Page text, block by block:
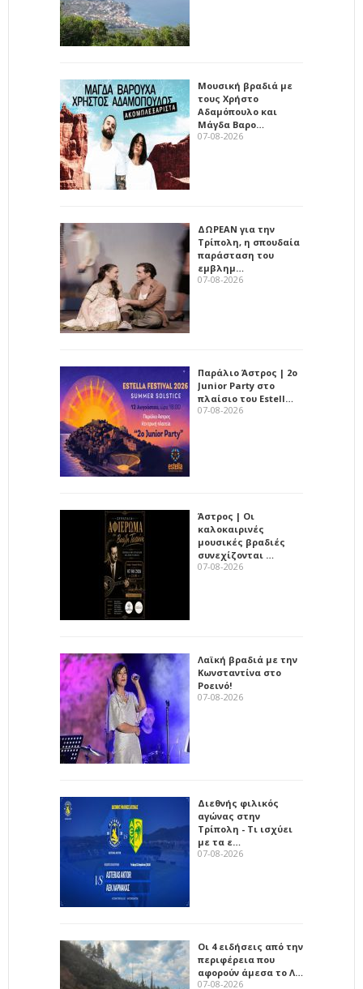
Μουσική βραδιά με
τους Χρήστο
Αδαμόπουλο και
Μάγδα Βαρο…
07-08-2026
ΔΩΡΕΑΝ για την
Τρίπολη, η σπουδαία
παράσταση του
εμβλημ…
07-08-2026
Παράλιο Άστρος | 2ο
Junior Party στο
πλαίσιο του Estell…
07-08-2026
Άστρος | Οι
καλοκαιρινές
μουσικές βραδιές
συνεχίζονται …
07-08-2026
Λαϊκή βραδιά με την
Κωνσταντίνα στο
Ροεινό!
07-08-2026
Διεθνής φιλικός
αγώνας στην
Τρίπολη - Τι ισχύει
με τα ε…
07-08-2026
Οι 4 ειδήσεις από την
περιφέρεια που
αφορούν άμεσα το Λ…
07-08-2026